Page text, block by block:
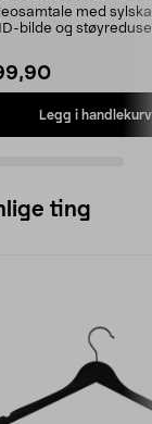
med
bilde og
Legg i handlekurv
ting